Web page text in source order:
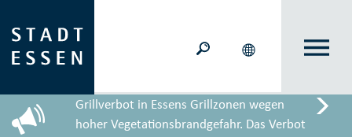
Grillverbot in Essens Grillzonen wegen
hoher Vegetationsbrandgefahr. Das Verbot